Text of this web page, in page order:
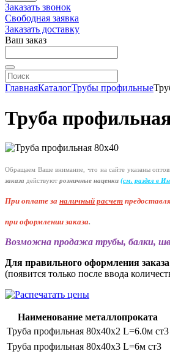
Заказать звонок
Свободная заявка
Заказать доставку
Ваш заказ
ГлавнаяКаталогТрубы профильные
Труба
Обращаем Ваше внимание, что на сайте указаны
заказа действуют розничные наценки (см. раздел в
При оплате за наличный расчет
при оформлении заказа.
Возможна продажа трубы, балки,
Для правильного оформления заказа
(появится только после ввода
Наименование металлопроката
Труба профильная 80х40х2 L=6.0м ст3
Труба профильная 80х40х3 L=6м ст3